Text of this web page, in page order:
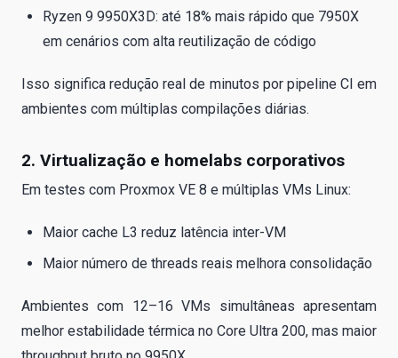
Ryzen 9 9950X3D: até 18% mais rápido que 7950X
em cenários com alta reutilização de código
Isso significa redução real de minutos por pipeline CI em
ambientes com múltiplas compilações diárias.
2. Virtualização e homelabs corporativos
Em testes com Proxmox VE 8 e múltiplas VMs Linux:
Maior cache L3 reduz latência inter-VM
Maior número de threads reais melhora consolidação
Ambientes com 12–16 VMs simultâneas apresentam
melhor estabilidade térmica no Core Ultra 200, mas maior